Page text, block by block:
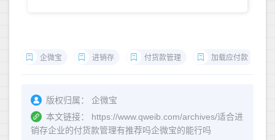
企微宝 进销存 付货款管理 加载应付款
版权归属：
企微宝
本文链接：
https://www.qweib.com/archives/适合进
销存企业的付货款管理有推荐吗企微宝的能行吗